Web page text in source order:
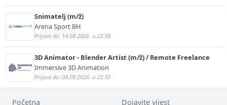
Snimatelj (m/ž)
Arena Sport BH
Prijava do: 14.08.2026. u 23:59
3D Animator - Blender Artist (m/ž) / Remote Freelance
Immersive 3D Animation
Prijava do: 08.09.2026. u 23:59
Početna Dojavite vijest